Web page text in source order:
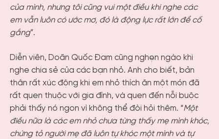
của mình, nhưng tôi cũng vui một điều khi nghe các
em vẫn luôn có ước mơ, đó là động lực rất lớn để cố
gắng”.
Diễn viên, Doãn Quốc Đam cũng nghẹn ngào khi
nghe chia sẻ của các bạn nhỏ. Anh cho biết, bản
thân rất xúc động khi em nhỏ thích ăn một món đã
rất quen thuộc với gia đình, và quen đến nỗi buộc
phải thấy nó ngon vì không thể đòi hỏi thêm. “Một
điều nữa là các em nhỏ chưa từng thấy mẹ mình khóc,
chứng tỏ người mẹ đã luôn tự khóc một mình và tự